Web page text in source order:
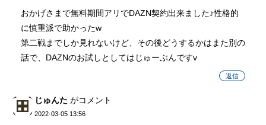
おかげさまで無料期間アリでDAZN契約出来ました♪性格的
に慎重派で助かったw
第二戦までしか見れないけど、その後どうするかはまた別の
話で、DAZNのお試しとしてはじゅーぶんですv
返信
じゅんた がコメント
2022-03-05 13:56